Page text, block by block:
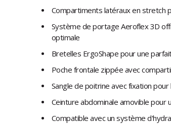
Compartiments latéraux en stretch
Système de portage Aeroflex 3D
optimale
Bretelles ErgoShape pour une
Poche frontale zippée avec
Sangle de poitrine avec fixation
Ceinture abdominale amovible pour
Compatible avec un système